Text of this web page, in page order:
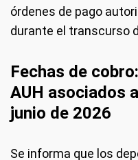
órdenes de pago
durante el transcurso
Fechas de
AUH asociados
junio de 2026
Se informa que los